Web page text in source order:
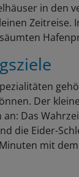
in den
Zeitreise.
Der
an: Das
die Eider-
mit